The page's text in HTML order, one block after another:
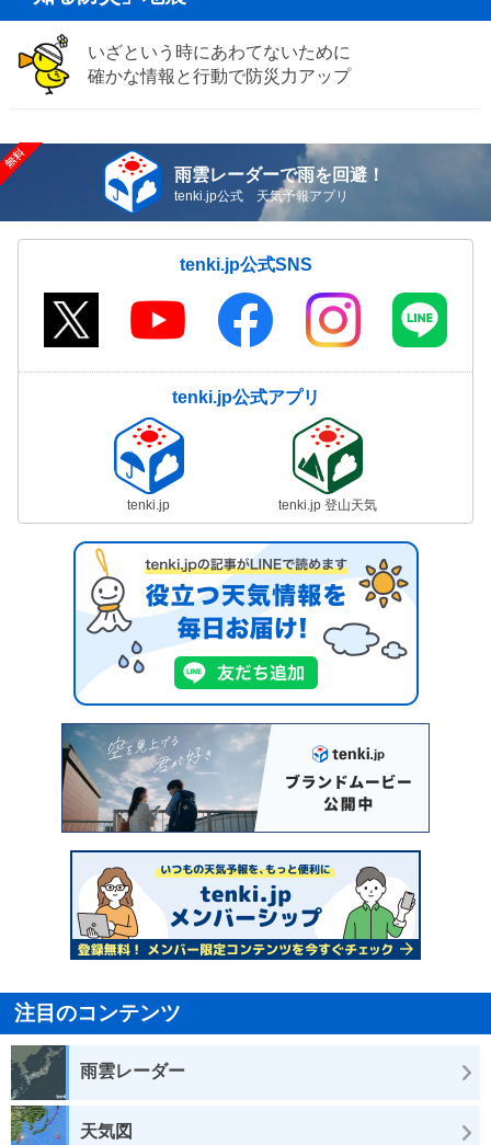
いざという時にあわてないために
確かな情報と行動で防災力アップ
雨雲レーダーで雨を回避！
tenki.jp公式 天気予報アプリ
tenki.jp公式SNS
tenki.jp公式アプリ
tenki.jp tenki.jp 登山天気
注目のコンテンツ
雨雲レーダー
天気図